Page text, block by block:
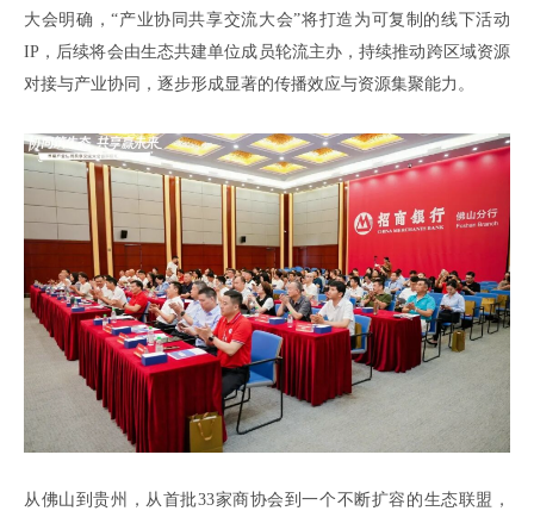
大会明确，“产业协同共享交流大会”将打造为可复制的线下活动
IP，后续将会由生态共建单位成员轮流主办，持续推动跨区域资源
对接与产业协同， 逐步形成显著的传播效应与资源集聚能力。
从佛山到贵州，从首批33家商协会到一个不断扩容的生态联盟，